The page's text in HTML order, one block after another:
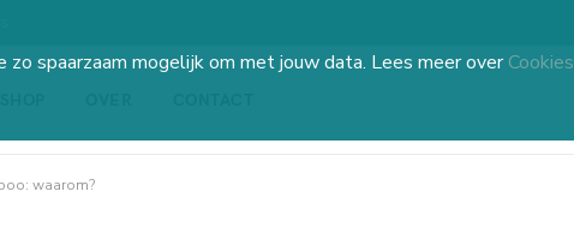
waarom?
zo spaarzaam mogelijk om met jouw data. Lees meer overCookies